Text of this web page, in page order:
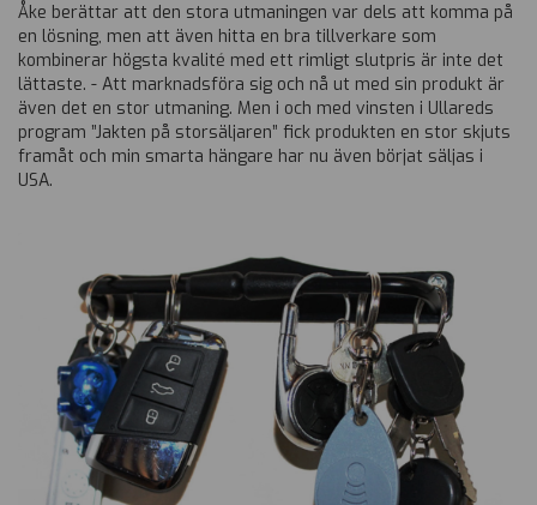
Åke berättar att den stora utmaningen var dels att komma på
en lösning, men att även hitta en bra tillverkare som
kombinerar högsta kvalité med ett rimligt slutpris är inte det
lättaste. - Att marknadsföra sig och nå ut med sin produkt är
även det en stor utmaning. Men i och med vinsten i Ullareds
program ”Jakten på storsäljaren” fick produkten en stor skjuts
framåt och min smarta hängare har nu även börjat säljas i
USA.